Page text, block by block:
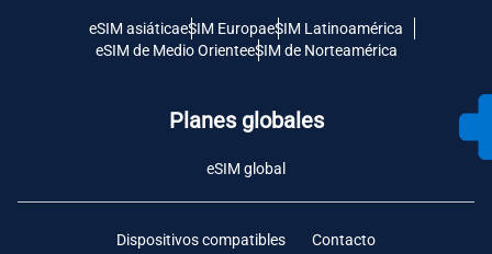
eSIM asiáticaeSIM EuropaeSIM Latinoamérica
eSIM de Medio OrienteeSIM de Norteamérica
Planes globales
eSIM global
Dispositivos compatibles Contacto